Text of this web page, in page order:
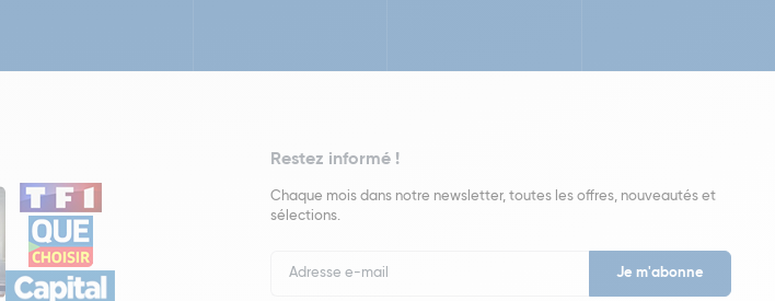
Restez informé !
Chaque mois dans notre newsletter, toutes les offres, nouveautés et
sélections.
Newsletter